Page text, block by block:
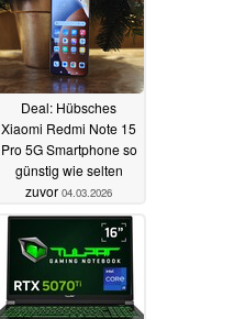
Deal: Hübsches
Xiaomi Redmi Note 15
Pro 5G Smartphone so
günstig wie selten
zuvor 04.03.2026